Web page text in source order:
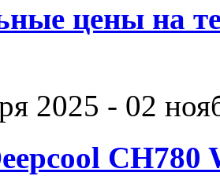
цены на
2025 - 02
CH780